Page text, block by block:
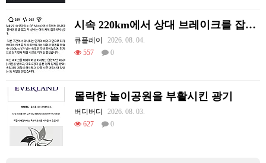
시속 220km에서 상대 브레이크를 잡아당김
큐플레이
2026. 08. 04.
557
0
몰락한 놀이공원을 부활시킨 광기
버디버디
2026. 08. 03.
627
0